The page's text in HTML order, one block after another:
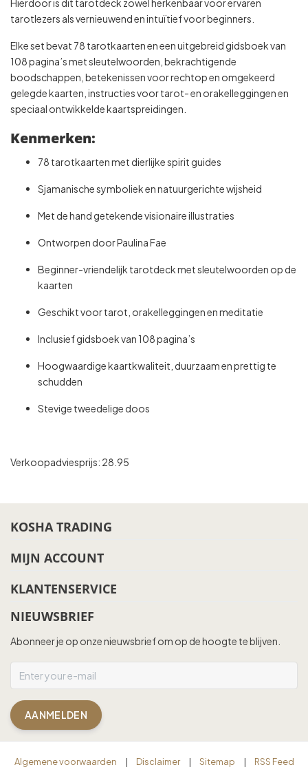
Hierdoor is dit tarotdeck zowel herkenbaar voor ervaren
tarotlezers als vernieuwend en intuïtief voor beginners.
Elke set bevat 78 tarotkaarten en een uitgebreid gidsboek van
108 pagina’s met sleutelwoorden, bekrachtigende
boodschappen, betekenissen voor rechtop en omgekeerd
gelegde kaarten, instructies voor tarot- en orakelleggingen en
speciaal ontwikkelde kaartspreidingen.
Kenmerken:
78 tarotkaarten met dierlijke spirit guides
Sjamanische symboliek en natuurgerichte wijsheid
Met de hand getekende visionaire illustraties
Ontworpen door Paulina Fae
Beginner-vriendelijk tarotdeck met sleutelwoorden op de
kaarten
Geschikt voor tarot, orakelleggingen en meditatie
Inclusief gidsboek van 108 pagina’s
Hoogwaardige kaartkwaliteit, duurzaam en prettig te
schudden
Stevige tweedelige doos
Verkoopadviesprijs: 28.95
KOSHA TRADING
MIJN ACCOUNT
KLANTENSERVICE
NIEUWSBRIEF
Abonneer je op onze nieuwsbrief om op de hoogte te blijven.
AANMELDEN
Algemene voorwaarden | Disclaimer | Sitemap | RSS Feed